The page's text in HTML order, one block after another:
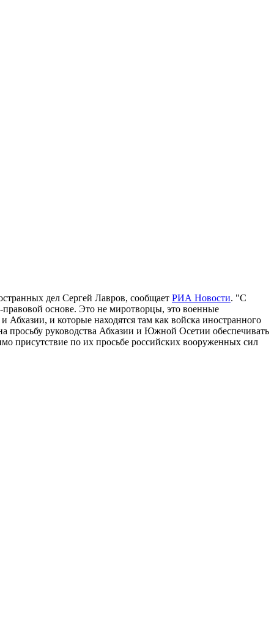
дел Сергей Лавров, сообщает РИА Новости. "С
основе. Это не миротворцы, это военные
и которые находятся там как войска иностранного
просьбу руководства Абхазии и Южной Осетии обеспечивать
присутствие по их просьбе российских вооруженных сил